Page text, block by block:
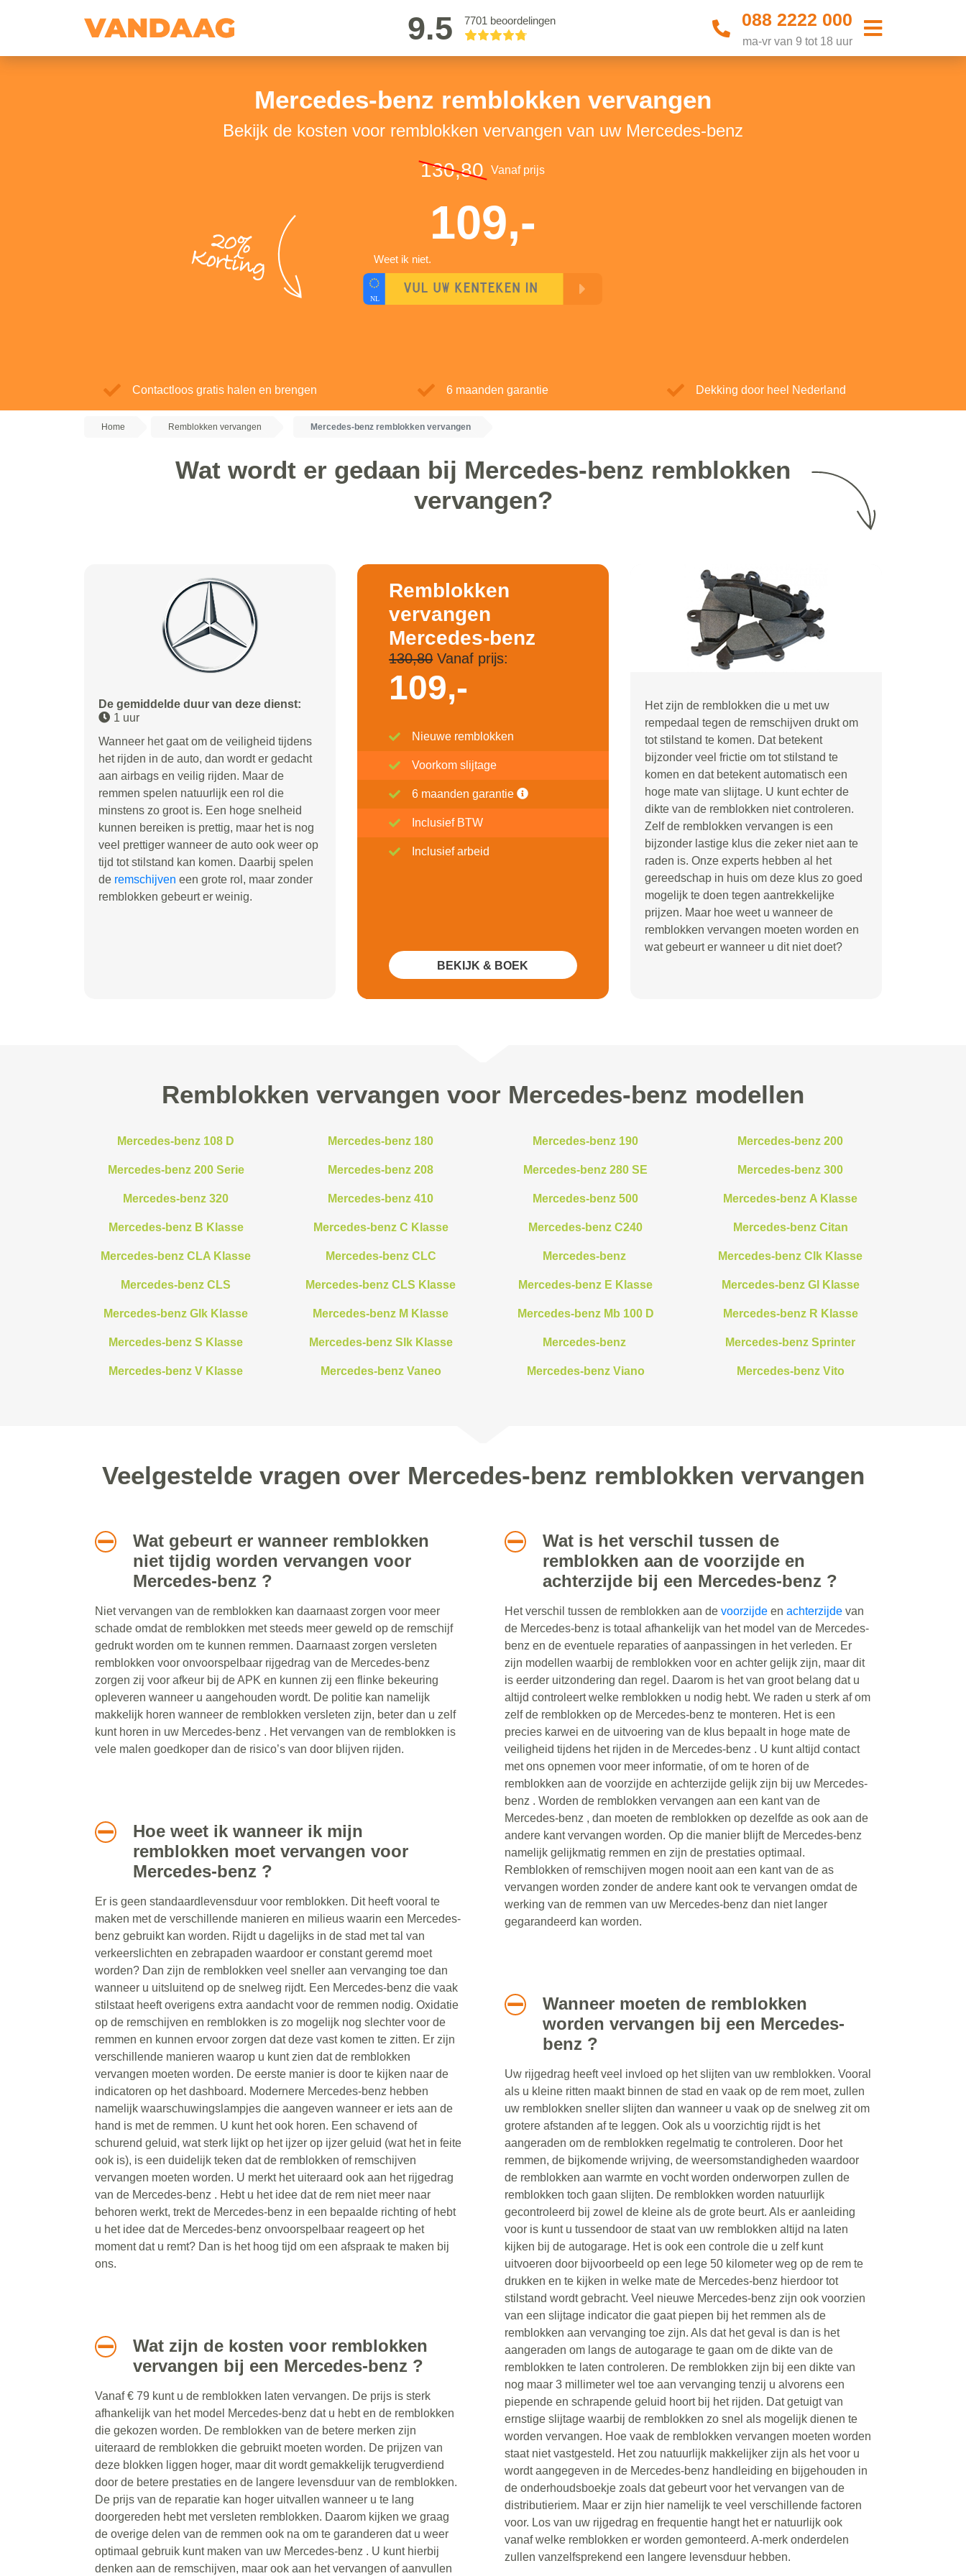
9.5 7701 beoordelingen 088 2222 000
ma-vr van 9 tot 18 uur
Mercedes-benz remblokken vervangen
Bekijk de kosten voor remblokken vervangen van uw Mercedes-benz
20%
Korting
130,80 Vanaf prijs
109,-
Weet ik niet.
Contactloos gratis halen en brengen 6 maanden garantie Dekking door heel Nederland
Home Remblokken vervangen Mercedes-benz remblokken vervangen
Wat wordt er gedaan bij Mercedes-benz remblokken
vervangen?
De gemiddelde duur van deze dienst:
1 uur
Wanneer het gaat om de veiligheid tijdens
het rijden in de auto, dan wordt er gedacht
aan airbags en veilig rijden. Maar de
remmen spelen natuurlijk een rol die
minstens zo groot is. Een hoge snelheid
kunnen bereiken is prettig, maar het is nog
veel prettiger wanneer de auto ook weer op
tijd tot stilstand kan komen. Daarbij spelen
de remschijven een grote rol, maar zonder
remblokken gebeurt er weinig.
Remblokken
vervangen
Mercedes-benz
130,80Vanaf prijs:
109,-
Nieuwe remblokken
Voorkom slijtage
6 maanden garantie
Inclusief BTW
Inclusief arbeid
BEKIJK & BOEK
Het zijn de remblokken die u met uw
rempedaal tegen de remschijven drukt om
tot stilstand te komen. Dat betekent
bijzonder veel frictie om tot stilstand te
komen en dat betekent automatisch een
hoge mate van slijtage. U kunt echter de
dikte van de remblokken niet controleren.
Zelf de remblokken vervangen is een
bijzonder lastige klus die zeker niet aan te
raden is. Onze experts hebben al het
gereedschap in huis om deze klus zo goed
mogelijk te doen tegen aantrekkelijke
prijzen. Maar hoe weet u wanneer de
remblokken vervangen moeten worden en
wat gebeurt er wanneer u dit niet doet?
Remblokken vervangen voor Mercedes-benz modellen
Mercedes-benz 108 D Mercedes-benz 180 Mercedes-benz 190 Mercedes-benz 200
Mercedes-benz 200 Serie Mercedes-benz 208 Mercedes-benz 280 SE Mercedes-benz 300
Mercedes-benz 320 Mercedes-benz 410 Mercedes-benz 500 Mercedes-benz A Klasse
Mercedes-benz B Klasse Mercedes-benz C Klasse Mercedes-benz C240 Mercedes-benz Citan
Mercedes-benz CLA Klasse Mercedes-benz CLC Mercedes-benz Mercedes-benz Clk Klasse
Mercedes-benz CLS Mercedes-benz CLS Klasse Mercedes-benz E Klasse Mercedes-benz Gl Klasse
Mercedes-benz Glk Klasse Mercedes-benz M Klasse Mercedes-benz Mb 100 D Mercedes-benz R Klasse
Mercedes-benz S Klasse Mercedes-benz Slk Klasse Mercedes-benz Mercedes-benz Sprinter
Mercedes-benz V Klasse Mercedes-benz Vaneo Mercedes-benz Viano Mercedes-benz Vito
Veelgestelde vragen over Mercedes-benz remblokken vervangen
Wat gebeurt er wanneer remblokken
niet tijdig worden vervangen voor
Mercedes-benz ?
Niet vervangen van de remblokken kan daarnaast zorgen voor meer
schade omdat de remblokken met steeds meer geweld op de remschijf
gedrukt worden om te kunnen remmen. Daarnaast zorgen versleten
remblokken voor onvoorspelbaar rijgedrag van de Mercedes-benz
zorgen zij voor afkeur bij de APK en kunnen zij een flinke bekeuring
opleveren wanneer u aangehouden wordt. De politie kan namelijk
makkelijk horen wanneer de remblokken versleten zijn, beter dan u zelf
kunt horen in uw Mercedes-benz . Het vervangen van de remblokken is
vele malen goedkoper dan de risico’s van door blijven rijden.
Hoe weet ik wanneer ik mijn
remblokken moet vervangen voor
Mercedes-benz ?
Er is geen standaardlevensduur voor remblokken. Dit heeft vooral te
maken met de verschillende manieren en milieus waarin een Mercedes-
benz gebruikt kan worden. Rijdt u dagelijks in de stad met tal van
verkeerslichten en zebrapaden waardoor er constant geremd moet
worden? Dan zijn de remblokken veel sneller aan vervanging toe dan
wanneer u uitsluitend op de snelweg rijdt. Een Mercedes-benz die vaak
stilstaat heeft overigens extra aandacht voor de remmen nodig. Oxidatie
op de remschijven en remblokken is zo mogelijk nog slechter voor de
remmen en kunnen ervoor zorgen dat deze vast komen te zitten. Er zijn
verschillende manieren waarop u kunt zien dat de remblokken
vervangen moeten worden. De eerste manier is door te kijken naar de
indicatoren op het dashboard. Modernere Mercedes-benz hebben
namelijk waarschuwingslampjes die aangeven wanneer er iets aan de
hand is met de remmen. U kunt het ook horen. Een schavend of
schurend geluid, wat sterk lijkt op het ijzer op ijzer geluid (wat het in feite
ook is), is een duidelijk teken dat de remblokken of remschijven
vervangen moeten worden. U merkt het uiteraard ook aan het rijgedrag
van de Mercedes-benz . Hebt u het idee dat de rem niet meer naar
behoren werkt, trekt de Mercedes-benz in een bepaalde richting of hebt
u het idee dat de Mercedes-benz onvoorspelbaar reageert op het
moment dat u remt? Dan is het hoog tijd om een afspraak te maken bij
ons.
Wat zijn de kosten voor remblokken
vervangen bij een Mercedes-benz ?
Vanaf € 79 kunt u de remblokken laten vervangen. De prijs is sterk
afhankelijk van het model Mercedes-benz dat u hebt en de remblokken
die gekozen worden. De remblokken van de betere merken zijn
uiteraard de remblokken die gebruikt moeten worden. De prijzen van
deze blokken liggen hoger, maar dit wordt gemakkelijk terugverdiend
door de betere prestaties en de langere levensduur van de remblokken.
De prijs van de reparatie kan hoger uitvallen wanneer u te lang
doorgereden hebt met versleten remblokken. Daarom kijken we graag
de overige delen van de remmen ook na om te garanderen dat u weer
optimaal gebruik kunt maken van uw Mercedes-benz . U kunt hierbij
denken aan de remschijven, maar ook aan het vervangen of aanvullen
Wat is het verschil tussen de
remblokken aan de voorzijde en
achterzijde bij een Mercedes-benz ?
Het verschil tussen de remblokken aan de voorzijde en achterzijde van
de Mercedes-benz is totaal afhankelijk van het model van de Mercedes-
benz en de eventuele reparaties of aanpassingen in het verleden. Er
zijn modellen waarbij de remblokken voor en achter gelijk zijn, maar dit
is eerder uitzondering dan regel. Daarom is het van groot belang dat u
altijd controleert welke remblokken u nodig hebt. We raden u sterk af om
zelf de remblokken op de Mercedes-benz te monteren. Het is een
precies karwei en de uitvoering van de klus bepaalt in hoge mate de
veiligheid tijdens het rijden in de Mercedes-benz . U kunt altijd contact
met ons opnemen voor meer informatie, of om te horen of de
remblokken aan de voorzijde en achterzijde gelijk zijn bij uw Mercedes-
benz . Worden de remblokken vervangen aan een kant van de
Mercedes-benz , dan moeten de remblokken op dezelfde as ook aan de
andere kant vervangen worden. Op die manier blijft de Mercedes-benz
namelijk gelijkmatig remmen en zijn de prestaties optimaal.
Remblokken of remschijven mogen nooit aan een kant van de as
vervangen worden zonder de andere kant ook te vervangen omdat de
werking van de remmen van uw Mercedes-benz dan niet langer
gegarandeerd kan worden.
Wanneer moeten de remblokken
worden vervangen bij een Mercedes-
benz ?
Uw rijgedrag heeft veel invloed op het slijten van uw remblokken. Vooral
als u kleine ritten maakt binnen de stad en vaak op de rem moet, zullen
uw remblokken sneller slijten dan wanneer u vaak op de snelweg zit om
grotere afstanden af te leggen. Ook als u voorzichtig rijdt is het
aangeraden om de remblokken regelmatig te controleren. Door het
remmen, de bijkomende wrijving, de weersomstandigheden waardoor
de remblokken aan warmte en vocht worden onderworpen zullen de
remblokken toch gaan slijten. De remblokken worden natuurlijk
gecontroleerd bij zowel de kleine als de grote beurt. Als er aanleiding
voor is kunt u tussendoor de staat van uw remblokken altijd na laten
kijken bij de autogarage. Het is ook een controle die u zelf kunt
uitvoeren door bijvoorbeeld op een lege 50 kilometer weg op de rem te
drukken en te kijken in welke mate de Mercedes-benz hierdoor tot
stilstand wordt gebracht. Veel nieuwe Mercedes-benz zijn ook voorzien
van een slijtage indicator die gaat piepen bij het remmen als de
remblokken aan vervanging toe zijn. Als dat het geval is dan is het
aangeraden om langs de autogarage te gaan om de dikte van de
remblokken te laten controleren. De remblokken zijn bij een dikte van
nog maar 3 millimeter wel toe aan vervanging tenzij u alvorens een
piepende en schrapende geluid hoort bij het rijden. Dat getuigt van
ernstige slijtage waarbij de remblokken zo snel als mogelijk dienen te
worden vervangen. Hoe vaak de remblokken vervangen moeten worden
staat niet vastgesteld. Het zou natuurlijk makkelijker zijn als het voor u
wordt aangegeven in de Mercedes-benz handleiding en bijgehouden in
de onderhoudsboekje zoals dat gebeurt voor het vervangen van de
distributieriem. Maar er zijn hier namelijk te veel verschillende factoren
voor. Los van uw rijgedrag en frequentie hangt het er natuurlijk ook
vanaf welke remblokken er worden gemonteerd. A-merk onderdelen
zullen vanzelfsprekend een langere levensduur hebben.